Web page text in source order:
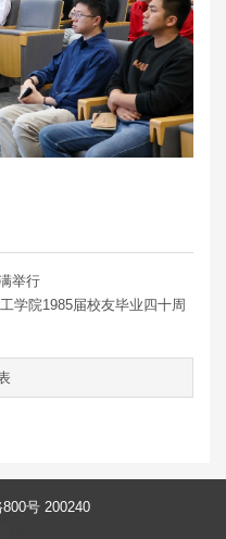
举行
学院1985届校友毕业四十周
号 200240